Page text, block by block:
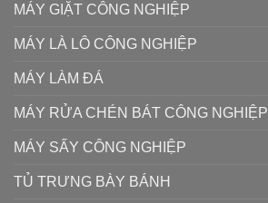
MÁY GIẶT CÔNG NGHIỆP
MÁY LÀ LÔ CÔNG NGHIỆP
MÁY LÀM ĐÁ
MÁY RỬA CHÉN BÁT CÔNG NGHIỆP
MÁY SẤY CÔNG NGHIỆP
TỦ TRƯNG BÀY BÁNH